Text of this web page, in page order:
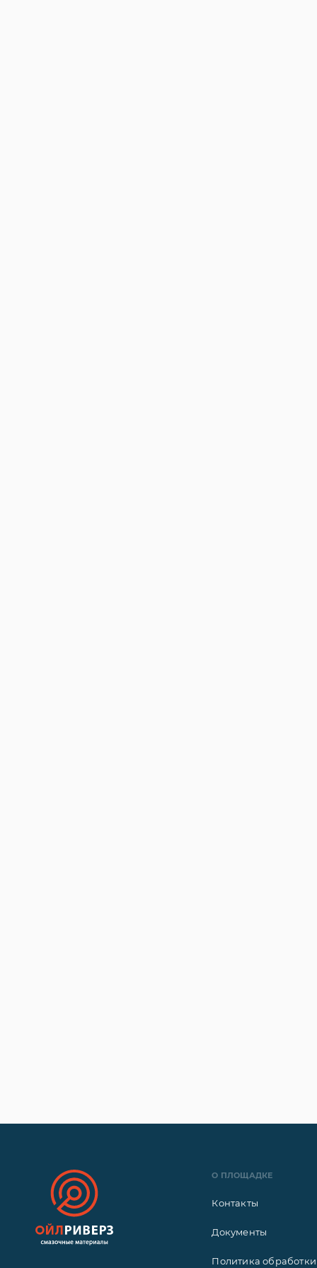
О ПЛОЩАДКЕ
Контакты
Документы
Политика обработки